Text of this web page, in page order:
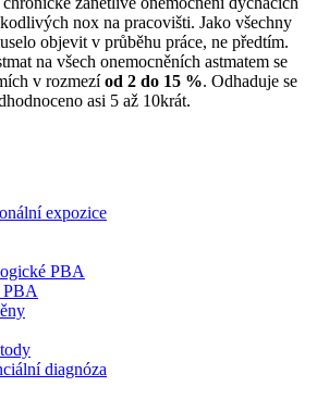
nox na pracovišti. Jako všechny
objevit v průběhu práce, ne předtím.
na všech onemocněních astmatem se
v rozmezíod 2 do 15 %. Odhaduje se
asi 5 až 10krát.
expozice
PBA
diagnóza